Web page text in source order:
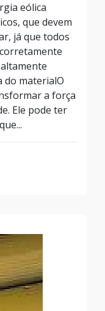
eólica
que devem
já que todos
do materialO
a força
Ele pode ter